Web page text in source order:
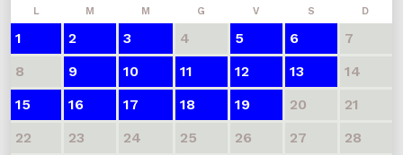
L M M G V S D
1 2 3 4 5 6
7
8
9 10 11 12 13
14
15
16 17 18 19 20
21
22
23 24 25 26 27
28